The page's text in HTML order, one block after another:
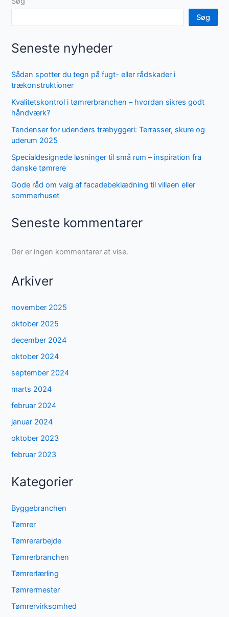
Søg
Seneste nyheder
Sådan spotter du tegn på fugt- eller rådskader i
trækonstruktioner
Kvalitetskontrol i tømrerbranchen – hvordan sikres godt
håndværk?
Tendenser for udendørs træbyggeri: Terrasser, skure og
uderum 2025
Specialdesignede løsninger til små rum – inspiration fra
danske tømrere
Gode råd om valg af facadebeklædning til villaen eller
sommerhuset
Seneste kommentarer
Der er ingen kommentarer at vise.
Arkiver
november 2025
oktober 2025
december 2024
oktober 2024
september 2024
marts 2024
februar 2024
januar 2024
oktober 2023
februar 2023
Kategorier
Byggebranchen
Tømrer
Tømrerarbejde
Tømrerbranchen
Tømrerlærling
Tømrermester
Tømrervirksomhed